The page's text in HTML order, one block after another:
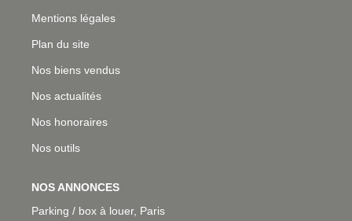
Mentions légales
Plan du site
Nos biens vendus
Nos actualités
Nos honoraires
Nos outils
NOS ANNONCES
Parking / box à louer, Paris